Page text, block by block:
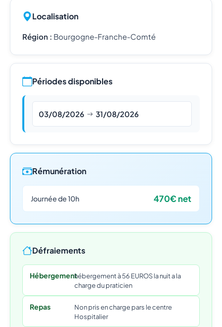
Localisation
Région : Bourgogne-Franche-Comté
Périodes disponibles
03/08/2026 31/08/2026
Rémunération
Journée de 10h 470€ net
Défraiements
Hébergementhébergement à 56 EUROS la nuit a la
charge du praticien
Repas
Non pris en charge pars le centre
Hospitalier